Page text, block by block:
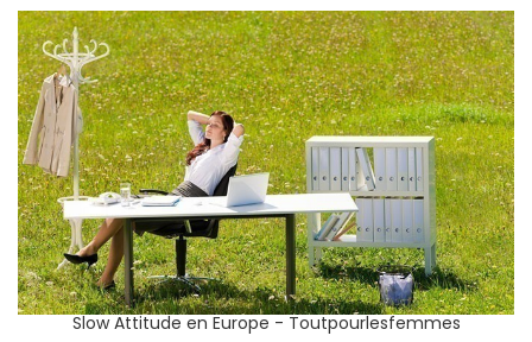
Slow Attitude en Europe - Toutpourlesfemmes